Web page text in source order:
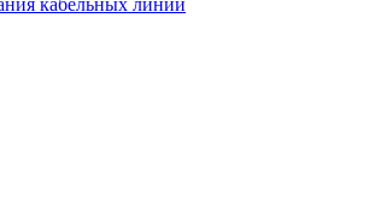
кабельных линий